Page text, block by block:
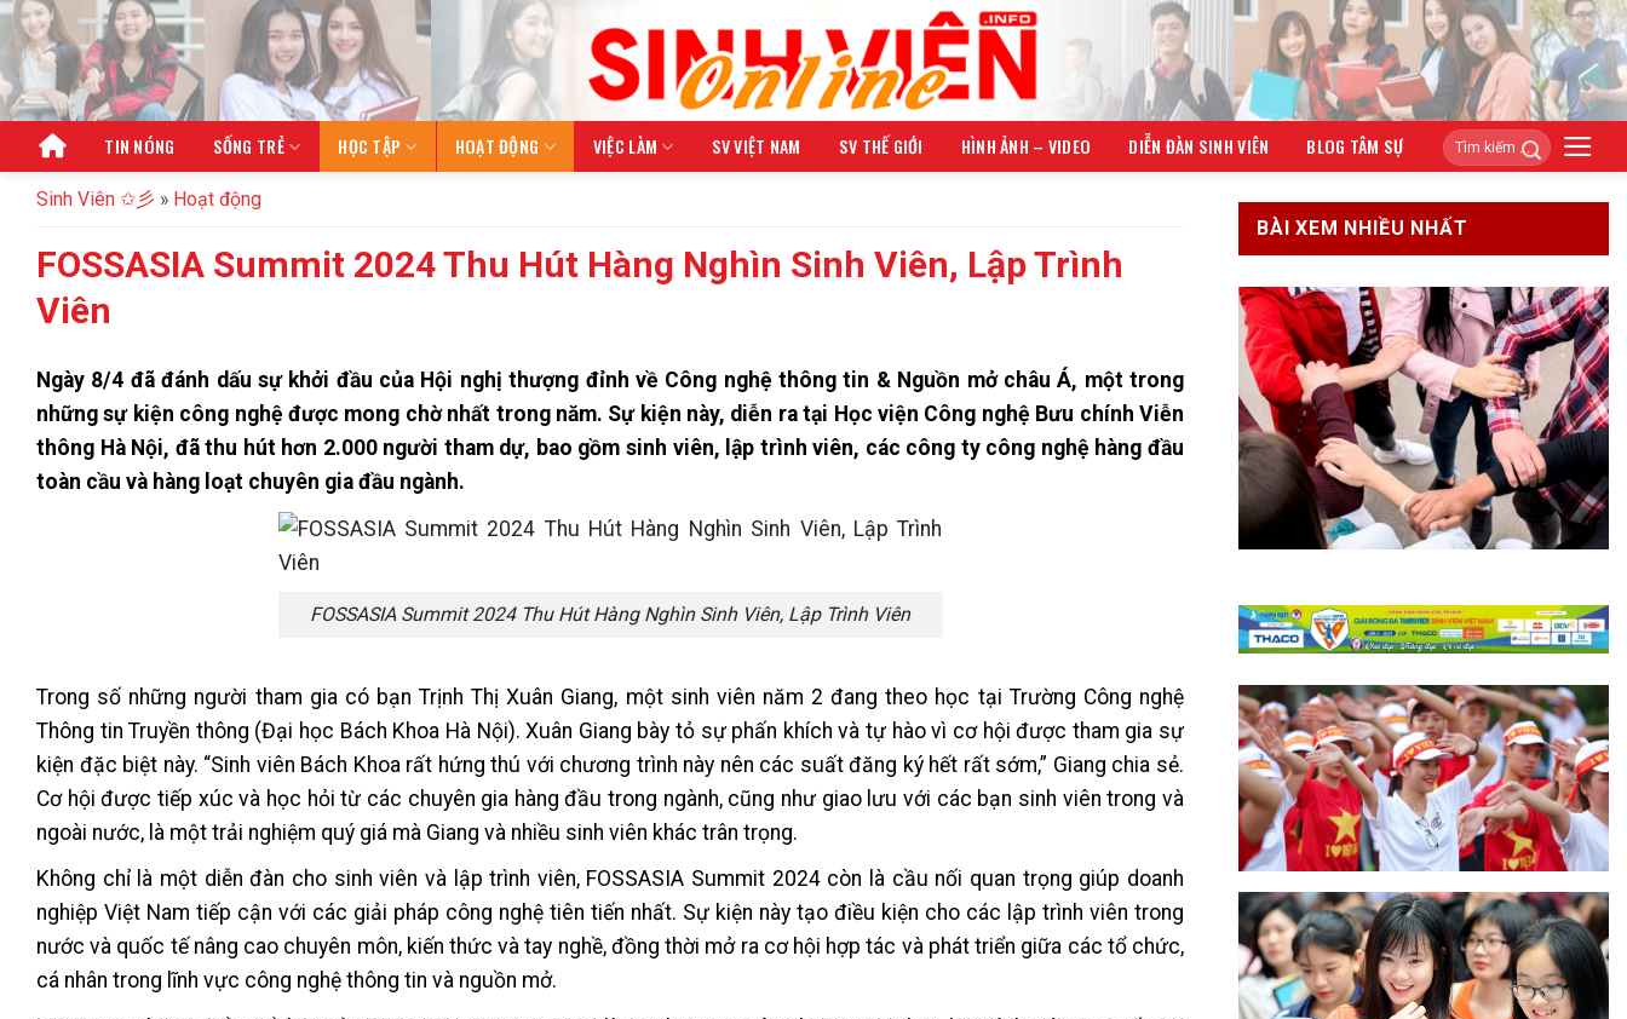
Bỏ
qua
nội
dung
TIN NÓNG SỐNG TRẺ HỌC TẬP HOẠT ĐỘNG VIỆC LÀM SV VIỆT NAM SV THẾ GIỚI HÌNH ẢNH – VIDEO DIỄN ĐÀN SINH VIÊN BLOG TÂM SỰ
Sinh Viên ✩彡 » Hoạt động
FOSSASIA Summit 2024 Thu Hút Hàng Nghìn Sinh Viên, Lập Trình
Viên
Ngày 8/4 đã đánh dấu sự khởi đầu của Hội nghị thượng đỉnh về Công nghệ thông tin & Nguồn mở châu Á, một trong
những sự kiện công nghệ được mong chờ nhất trong năm. Sự kiện này, diễn ra tại Học viện Công nghệ Bưu chính Viễn
thông Hà Nội, đã thu hút hơn 2.000 người tham dự, bao gồm sinh viên, lập trình viên, các công ty công nghệ hàng đầu
toàn cầu và hàng loạt chuyên gia đầu ngành.
FOSSASIA Summit 2024 Thu Hút Hàng Nghìn Sinh Viên, Lập Trình Viên
Trong số những người tham gia có bạn Trịnh Thị Xuân Giang, một sinh viên năm 2 đang theo học tại Trường Công nghệ
Thông tin Truyền thông (Đại học Bách Khoa Hà Nội). Xuân Giang bày tỏ sự phấn khích và tự hào vì cơ hội được tham gia sự
kiện đặc biệt này. “Sinh viên Bách Khoa rất hứng thú với chương trình này nên các suất đăng ký hết rất sớm,” Giang chia sẻ.
Cơ hội được tiếp xúc và học hỏi từ các chuyên gia hàng đầu trong ngành, cũng như giao lưu với các bạn sinh viên trong và
ngoài nước, là một trải nghiệm quý giá mà Giang và nhiều sinh viên khác trân trọng.
Không chỉ là một diễn đàn cho sinh viên và lập trình viên, FOSSASIA Summit 2024 còn là cầu nối quan trọng giúp doanh
nghiệp Việt Nam tiếp cận với các giải pháp công nghệ tiên tiến nhất. Sự kiện này tạo điều kiện cho các lập trình viên trong
nước và quốc tế nâng cao chuyên môn, kiến thức và tay nghề, đồng thời mở ra cơ hội hợp tác và phát triển giữa các tổ chức,
cá nhân trong lĩnh vực công nghệ thông tin và nguồn mở.
BÀI XEM NHIỀU NHẤT